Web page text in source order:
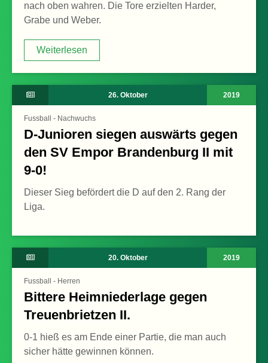
nach oben wahren. Die Tore erzielten Harder,
Grabe und Weber.
Weiterlesen
26. Oktober 2019
Fussball - Nachwuchs
D-Junioren siegen auswärts gegen
den SV Empor Brandenburg II mit
9-0!
Dieser Sieg befördert die D auf den 2. Rang der
Liga.
20. Oktober 2019
Fussball - Herren
Bittere Heimniederlage gegen
Treuenbrietzen II.
0-1 hieß es am Ende einer Partie, die man auch
sicher hätte gewinnen können.